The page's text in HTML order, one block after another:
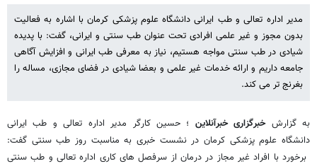
مدیر اداره تعالی و طب ایرانی دانشگاه علوم پزشکی کرمان با اشاره به فعالیت
بدون مجوز و غیر علمی افرادی تحت عنوان طب سنتی و ایرانی، گفت: با پدیده
شیادی در طب سنتی مواجه هستیم، نیاز به معرفی طب ایرانی و افزایش آگاهی
جامعه داریم و ارائه خدمات غیر علمی و بعضا شیادی در فضای مجازی، مساله را
بغرنج تر می کند.
به گزارشخبرگزاری خبرآنلاین ؛ حسین کارگر مدیر اداره تعالی و طب ایرانی
دانشگاه علوم پزشکی کرمان در نشست خبری به مناسبت روز طب سنتی گفت:
برخورد با افراد غیر مجاز در درمان از سرفصل های کاری اداره تعالی و طب سنتی